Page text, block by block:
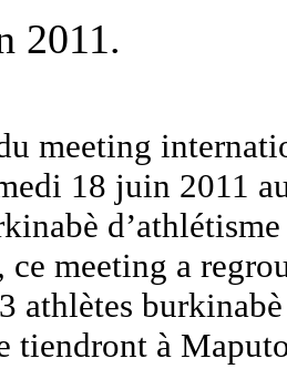
2011.
meeting
18 juin 2011
ce meeting a
athlètes
tiendront à